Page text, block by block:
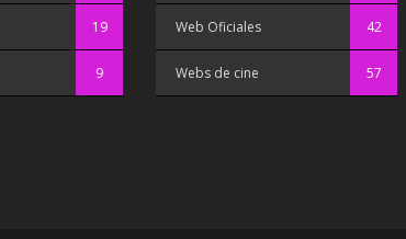
19
9
Web Oficiales 42
Webs de cine 57